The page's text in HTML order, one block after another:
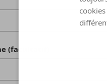
(facultatif)